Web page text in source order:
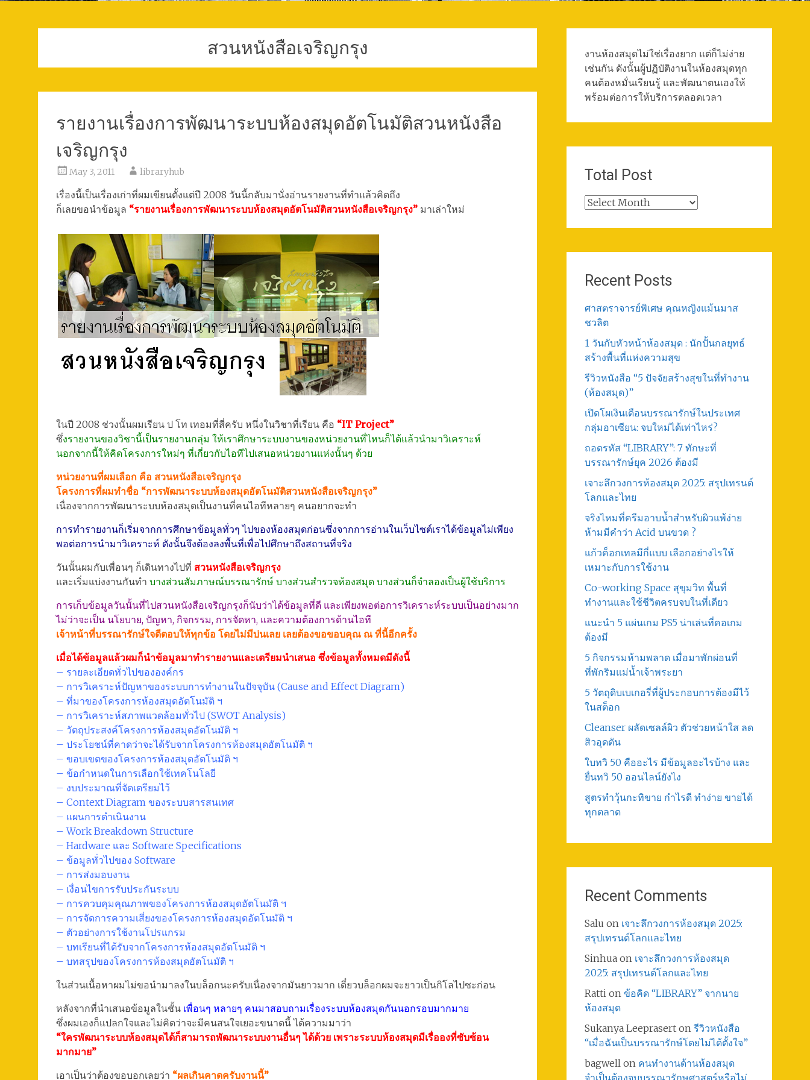
สวนหนังสือเจริญกรุง
รายงานเรื่องการพัฒนาระบบห้องสมุดอัตโนมัติสวนหนังสือ
เจริญกรุง
May 3, 2011 libraryhub
เรื่องนี้เป็นเรื่องเก่าที่ผมเขียนตั้งแต่ปี 2008 วันนี้กลับมานั่งอ่านรายงานที่ทำแล้วคิดถึง
ก็เลยขอนำข้อมูล “รายงานเรื่องการพัฒนาระบบห้องสมุดอัตโนมัติสวนหนังสือเจริญกรุง” มาเล่าใหม่
ในปี 2008 ช่วงนั้นผมเรียน ป โท เทอมที่สี่ครับ หนึ่งในวิชาที่เรียน คือ “IT Project”
ซึ่งรายงานของวิชานี้เป็นรายงานกลุ่ม ให้เราศึกษาระบบงานของหน่วยงานที่ไหนก็ได้แล้วนำมาวิเคราะห์
นอกจากนี้ให้คิดโครงการใหม่ๆ ที่เกี่ยวกับไอทีไปเสนอหน่วยงานแห่งนั้นๆ ด้วย
หน่วยงานที่ผมเลือก คือ สวนหนังสือเจริญกรุง
โครงการที่ผมทำชื่อ “การพัฒนาระบบห้องสมุดอัตโนมัติสวนหนังสือเจริญกรุง”
เนื่องจากการพัฒนาระบบห้องสมุดเป็นงานที่คนไอทีหลายๆ คนอยากจะทำ
การทำรายงานก็เริ่มจากการศึกษาข้อมูลทั่วๆ ไปของห้องสมุดก่อนซึ่งจากการอ่านในเว็บไซต์เราได้ข้อมูลไม่เพียง
พอต่อการนำมาวิเคราะห์ ดังนั้นจึงต้องลงพื้นที่เพื่อไปศึกษาถึงสถานที่จริง
วันนั้นผมกับเพื่อนๆ ก็เดินทางไปที่ สวนหนังสือเจริญกรุง
และเริ่มแบ่งงานกันทำ บางส่วนสัมภาษณ์บรรณารักษ์ บางส่วนสำรวจห้องสมุด บางส่วนก็จำลองเป็นผู้ใช้บริการ
การเก็บข้อมูลวันนั้นที่ไปสวนหนังสือเจริญกรุงก็นับว่าได้ข้อมูลที่ดี และเพียงพอต่อการวิเคราะห์ระบบเป็นอย่างมาก
ไม่ว่าจะเป็น นโยบาย, ปัญหา, กิจกรรม, การจัดหา, และความต้องการด้านไอที
เจ้าหน้าที่บรรณารักษ์ใจดีตอบให้ทุกข้อ โดยไม่มีบ่นเลย เลยต้องขอขอบคุณ ณ ที่นี้อีกครั้ง
เมื่อได้ข้อมูลแล้วผมก็นำข้อมูลมาทำรายงานและเตรียมนำเสนอ ซึ่งข้อมูลทั้งหมดมีดังนี้
– รายละเอียดทั่วไปขององค์กร
– การวิเคราะห์ปัญหาของระบบการทำงานในปัจจุบัน (Cause and Effect Diagram)
– ที่มาของโครงการห้องสมุดอัตโนมัติ ฯ
– การวิเคราะห์สภาพแวดล้อมทั่วไป (SWOT Analysis)
– วัตถุประสงค์โครงการห้องสมุดอัตโนมัติ ฯ
– ประโยชน์ที่คาดว่าจะได้รับจากโครงการห้องสมุดอัตโนมัติ ฯ
– ขอบเขตของโครงการห้องสมุดอัตโนมัติ ฯ
– ข้อกำหนดในการเลือกใช้เทคโนโลยี
– งบประมาณที่จัดเตรียมไว้
– Context Diagram ของระบบสารสนเทศ
– แผนการดำเนินงาน
– Work Breakdown Structure
– Hardware และ Software Specifications
– ข้อมูลทั่วไปของ Software
– การส่งมอบงาน
– เงื่อนไขการรับประกันระบบ
– การควบคุมคุณภาพของโครงการห้องสมุดอัตโนมัติ ฯ
– การจัดการความเสี่ยงของโครงการห้องสมุดอัตโนมัติ ฯ
– ตัวอย่างการใช้งานโปรแกรม
– บทเรียนที่ได้รับจากโครงการห้องสมุดอัตโนมัติ ฯ
– บทสรุปของโครงการห้องสมุดอัตโนมัติ ฯ
ในส่วนเนื้อหาผมไม่ขอนำมาลงในบล็อกนะครับเนื่องจากมันยาวมาก เดี๋ยวบล็อกผมจะยาวเป็นกิโลไปซะก่อน
หลังจากที่นำเสนอข้อมูลในชั้น เพื่อนๆ หลายๆ คนมาสอบถามเรื่องระบบห้องสมุดกันนอกรอบมากมาย
ซึ่งผมเองก็แปลกใจและไม่คิดว่าจะมีคนสนใจเยอะขนาดนี้ ได้ความมาว่า
“ใครพัฒนาระบบห้องสมุดได้ก็สามารถพัฒนาระบบงานอื่นๆ ได้ด้วย เพราะระบบห้องสมุดมีเรื่อองที่ซับซ้อน
มากมาย”
เอาเป็นว่าต้องขอบอกเลยว่า “ผลเกินคาดครับงานนี้”
งานห้องสมุดไม่ใช่เรื่องยาก แต่ก็ไม่ง่าย
เช่นกัน ดังนั้นผู้ปฏิบัติงานในห้องสมุดทุก
คนต้องหมั่นเรียนรู้ และพัฒนาตนเองให้
พร้อมต่อการให้บริการตลอดเวลา
Total Post
Total
Recent Posts
ศาสตราจารย์พิเศษ คุณหญิงแม้นมาส
ชวลิต
1 วันกับหัวหน้าห้องสมุด : นักปั้นกลยุทธ์
สร้างพื้นที่แห่งความสุข
รีวิวหนังสือ “5 ปัจจัยสร้างสุขในที่ทำงาน
(ห้องสมุด)”
เปิดโผเงินเดือนบรรณารักษ์ในประเทศ
กลุ่มอาเซียน: จบใหม่ได้เท่าไหร่?
ถอดรหัส “LIBRARY”: 7 ทักษะที่
บรรณารักษ์ยุค 2026 ต้องมี
เจาะลึกวงการห้องสมุด 2025: สรุปเทรนด์
โลกและไทย
จริงไหมที่ครีมอาบน้ำสำหรับผิวแพ้ง่าย
ห้ามมีคำว่า Acid บนขวด ?
แก้วค็อกเทลมีกี่แบบ เลือกอย่างไรให้
เหมาะกับการใช้งาน
Co-working Space สุขุมวิท พื้นที่
ทำงานและใช้ชีวิตครบจบในที่เดียว
แนะนำ 5 แผ่นเกม PS5 น่าเล่นที่คอเกม
ต้องมี
5 กิจกรรมห้ามพลาด เมื่อมาพักผ่อนที่
ที่พักริมแม่น้ำเจ้าพระยา
5 วัตถุดิบเบเกอรี่ที่ผู้ประกอบการต้องมีไว้
ในสต็อก
Cleanser ผลัดเซลล์ผิว ตัวช่วยหน้าใส ลด
สิวอุดตัน
ใบทวิ 50 คืออะไร มีข้อมูลอะไรบ้าง และ
ยื่นทวิ 50 ออนไลน์ยังไง
สูตรทําวุ้นกะทิขาย กำไรดี ทำง่าย ขายได้
ทุกตลาด
Recent Comments
Salu on เจาะลึกวงการห้องสมุด 2025:
สรุปเทรนด์โลกและไทย
Sinhuaon เจาะลึกวงการห้องสมุด
2025: สรุปเทรนด์โลกและไทย
Rattion ข้อคิด “LIBRARY” จากนาย
ห้องสมุด
Sukanya Leepraserton รีวิวหนังสือ
“เมื่อฉันเป็นบรรณารักษ์โดยไม่ได้ตั้งใจ”
bagwellon คนทำงานด้านห้องสมุด
จำเป็นต้องจบบรรณารักษศาสตร์หรือไม่